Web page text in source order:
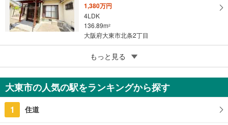
1,380万円
4LDK
136.89m2
大阪府大東市北条2丁目
成約でもらえる
大東市野崎3丁目
2,980万円
7LDK
もっと見る
大東市の人気の駅をランキングから探す
1 住道